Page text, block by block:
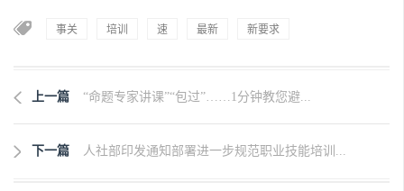
事关 培训 速 最新 新要求
上一篇 “命题专家讲课”“包过”……1分钟教您避...
下一篇 人社部印发通知部署进一步规范职业技能培训...